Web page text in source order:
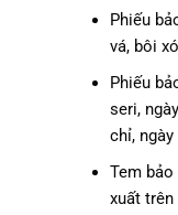
Phiếu
vá, bôi
Phiếu
seri,
chỉ, ngày
Tem
xuất trên